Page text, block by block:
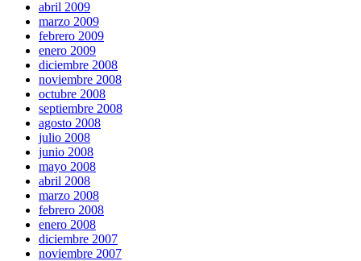
abril 2009
marzo 2009
febrero 2009
enero 2009
diciembre 2008
noviembre 2008
octubre 2008
septiembre 2008
agosto 2008
julio 2008
junio 2008
mayo 2008
abril 2008
marzo 2008
febrero 2008
enero 2008
diciembre 2007
noviembre 2007